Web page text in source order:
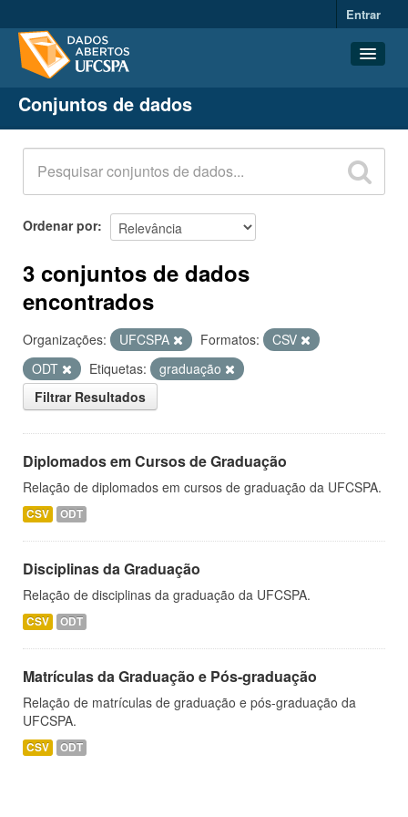
Entrar
Conjuntos de dados
Organizações
Grupos
Sobre
Conjuntos de dados
Ordenar por
3 conjuntos de dados
encontrados
Organizações: UFCSPA Formatos:
CSV
ODT
Etiquetas:
graduação
Filtrar Resultados
Diplomados em Cursos de Graduação
Relação de diplomados em cursos de graduação da UFCSPA.
CSV ODT
Disciplinas da Graduação
Relação de disciplinas da graduação da UFCSPA.
CSV ODT
Matrículas da Graduação e Pós-graduação
Relação de matrículas de graduação e pós-graduação da
UFCSPA.
CSV ODT